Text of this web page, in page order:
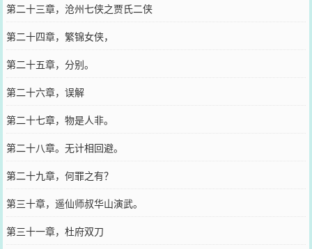
第二十三章，沧州七侠之贾氏二侠
第二十四章，繁锦女侠，
第二十五章，分别。
第二十六章，误解
第二十七章，物是人非。
第二十八章。无计相回避。
第二十九章，何罪之有？
第三十章，遥仙师叔华山演武。
第三十一章，杜府双刀